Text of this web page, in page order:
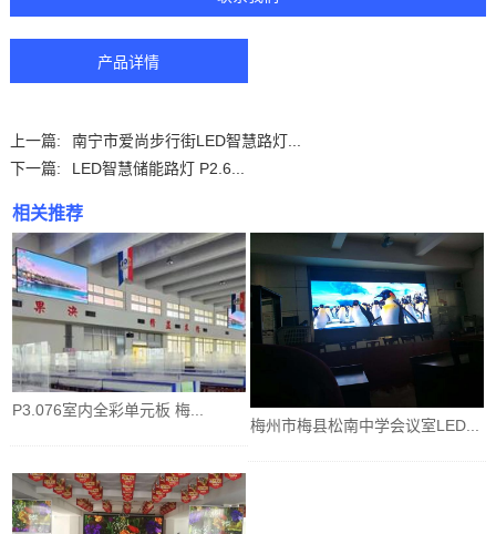
产品详情
上一篇:
南宁市爱尚步行街LED智慧路灯...
下一篇:
LED智慧储能路灯 P2.6...
相关推荐
P3.076室内全彩单元板 梅...
梅州市梅县松南中学会议室LED...